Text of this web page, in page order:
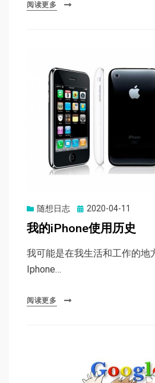
阅读更多
随想日志
Posted
2020-04-11
我的iPhone使用历史
我可能是在我生活和工作的地
Iphone…
阅读更多